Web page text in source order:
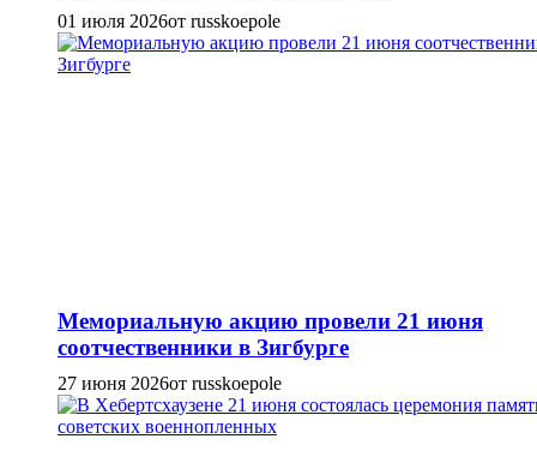
01 июля 2026от russkoepole
Мемориальную акцию провели 21 июня
соотчественники в Зигбурге
27 июня 2026от russkoepole